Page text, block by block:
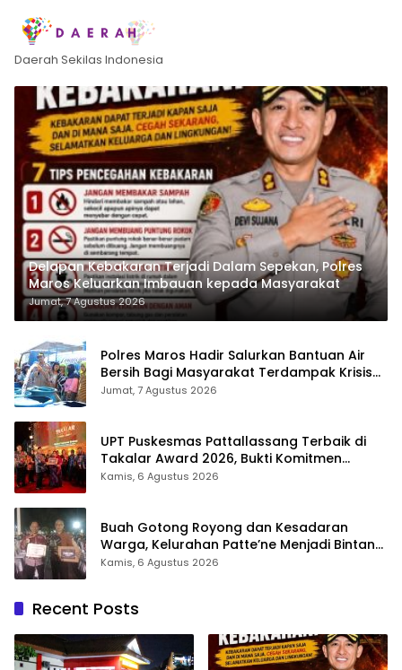
Daerah Sekilas Indonesia
Delapan Kebakaran Terjadi Dalam Sepekan, Polres
Maros Keluarkan Imbauan kepada Masyarakat
Jumat, 7 Agustus 2026
Polres Maros Hadir Salurkan Bantuan Air
Bersih Bagi Masyarakat Terdampak Krisis
Air Bersih Di Maros
Jumat, 7 Agustus 2026
UPT Puskesmas Pattallassang Terbaik di
Takalar Award 2026, Bukti Komitmen
Hadirkan Pelayanan Kesehatan Berkualitas
Kamis, 6 Agustus 2026
Buah Gotong Royong dan Kesadaran
Warga, Kelurahan Patte’ne Menjadi Bintang
Takalar Award 2026
Kamis, 6 Agustus 2026
Recent Posts